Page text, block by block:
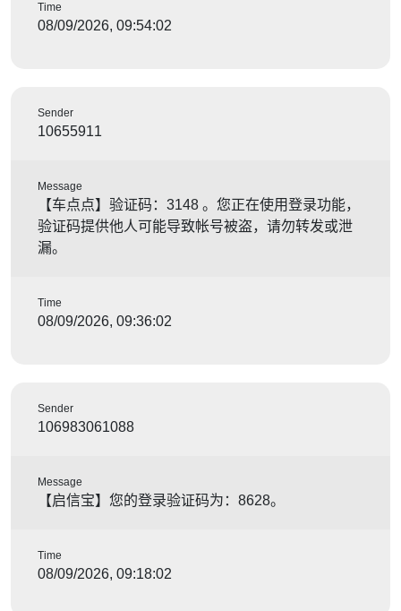
Time
08/09/2026, 09:54:02
Sender
10655911
Message
【车点点】验证码：3148 。您正在使用登录功能，
验证码提供他人可能导致帐号被盗，请勿转发或泄
漏。
Time
08/09/2026, 09:36:02
Sender
106983061088
Message
【启信宝】您的登录验证码为：8628。
Time
08/09/2026, 09:18:02